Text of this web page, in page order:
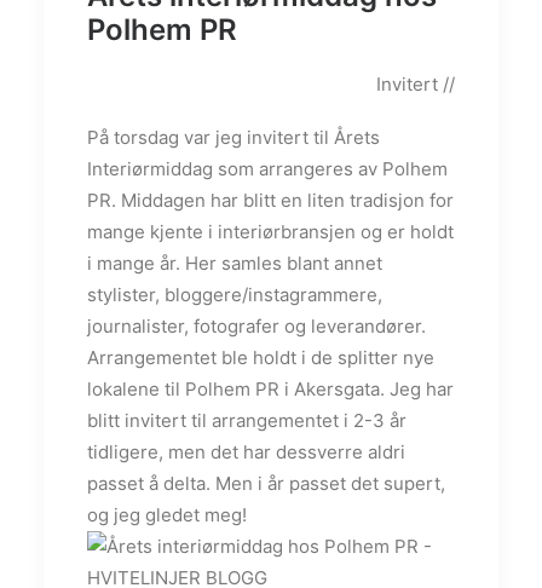
Polhem PR
Invitert //
På torsdag var jeg invitert til Årets
Interiørmiddag som arrangeres av Polhem
PR. Middagen har blitt en liten tradisjon for
mange kjente i interiørbransjen og er holdt
i mange år. Her samles blant annet
stylister, bloggere/instagrammere,
journalister, fotografer og leverandører.
Arrangementet ble holdt i de splitter nye
lokalene til Polhem PR i Akersgata. Jeg har
blitt invitert til arrangementet i 2-3 år
tidligere, men det har dessverre aldri
passet å delta. Men i år passet det supert,
og jeg gledet meg!